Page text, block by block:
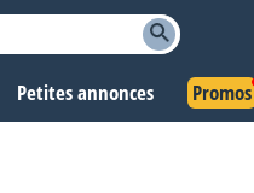
Petites annonces Promos